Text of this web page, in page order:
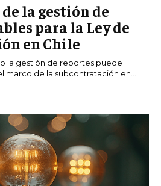
la gestión de
para la Ley de
en Chile
la gestión de reportes puede
de la subcontratación en...